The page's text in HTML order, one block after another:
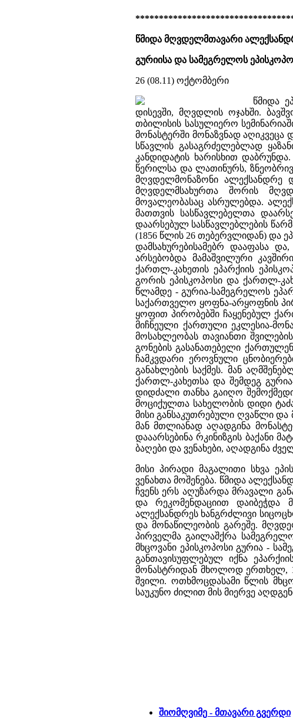
წმიდა მღვდელმთავარი
გურიისა და სამეგრელოს
26 (08.11) ოქტომბერი
წმიდა
დისევში, მღვდლის ოჯახში.
თბილისის სასულიერო
მონასტერში მონაზვნად
სწავლის გასაგრძელებლად
კანდიდატის ხარისხით
წერილსა და ლათინურს, ზნეობრივ
მღვდელმონაზონი ალექსანდრე
მღვდელმსახურთა შორის
მოვალეობასაც ასრულებდა.
მათთვის სასწავლებელთა
დაარსებულ სასწავლებლების
(1856 წლის 26 თებერვლიდან) და
დამსახურებისამებრ დააფასა
არსებობდა მამაშვილური
ქართლ-კახეთის ეპარქიის
გორის ეპისკოპოსი და ქართლ-
წლამდე - გურია-სამეგრელოს
საქართველო ყოფნა-არყოფნის
ყოფით პირობებში ჩაყენებულ
მიჩნეული ქართული ეკლესია-
მოსახლეობას თავიანთი
გონების გასანათებელი
ჩამკვდარი ეროვნული
განახლების საქმეს. მან
ქართლ-კახეთსა და შემდეგ
დიდძალი თანხა გაიღო
მოციქულთა სახელობის დიდი
მისი განსაკუთრებული ღვაწლი და
მან მთლიანად აღადგინა
დააარსებინა რკინიზგის ბაქანი
ბაღები და ვენახები, აღადგინა
მისი პირადი მაგალითი სხვა
ვენახთა მოშენება. წმიდა
ჩვენს ერს აღუზარდა მრავალი
და რეკომენდაციით დაიბეჭდა
ალექსანდრეს ხანგრძლივი
და მონაწილეობის გარეშე.
პირველმა გაილაშქრა
მხცოვანი ეპისკოპოსი გურია -
განთავისუფლებულ იქნა
მონასტრიდან მხოლოდ ერთხელ,
შვილი. ოთხმოცდასამი წლის
საუკუნო ძილით მის მიერვე
შიომღვიმე - მთავარი გვერდი